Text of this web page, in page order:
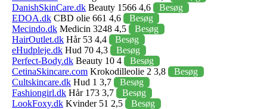
DanishSkinCare.dk Beauty 1566 4,6
Besøg
EDOA.dk CBD olie 661 4,6
Besøg
Mecindo.dk Medicin 3248 4,5
Besøg
HairOutlet.dk Hår 53 4,4
Besøg
eHudpleje.dk Hud 70 4,3
Besøg
Perfect-Body.dk Beauty 10 4
Besøg
CetinaSkincare.com Krokodilleolie 2 3,8
Besøg
Cultskincare.dk Hud 1 3,7
Besøg
Fashiongirl.dk Hår 173 3,7
Besøg
LookFoxy.dk Kvinder 51 2,5
Besøg